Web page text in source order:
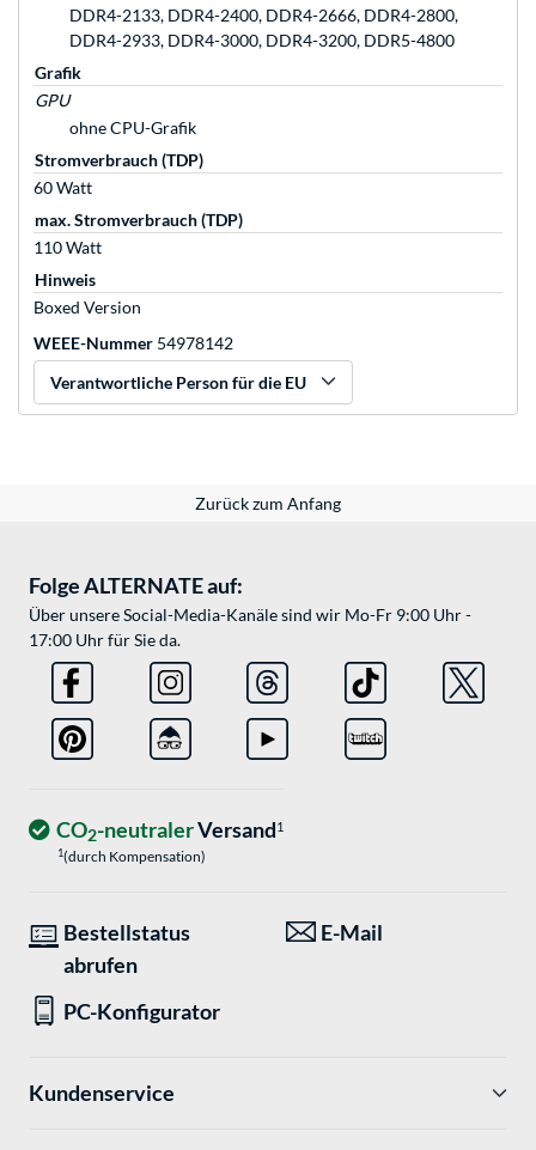
DDR4-2133, DDR4-2400, DDR4-2666, DDR4-2800,
DDR4-2933, DDR4-3000, DDR4-3200, DDR5-4800
Grafik
GPU
ohne CPU-Grafik
Stromverbrauch (TDP)
60 Watt
max. Stromverbrauch (TDP)
110 Watt
Hinweis
Boxed Version
WEEE-Nummer 54978142
Verantwortliche Person für die EU
Zurück zum Anfang
Folge ALTERNATE auf:
Über unsere Social-Media-Kanäle sind wir Mo-Fr 9:00 Uhr -
17:00 Uhr für Sie da.
CO2-neutralerVersand1
1(durch Kompensation)
Bestellstatus
abrufen
E-Mail
PC-Konfigurator
Kundenservice